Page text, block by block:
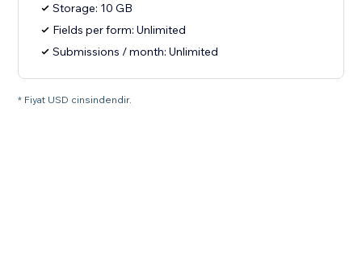
Storage: 10 GB
Fields per form: Unlimited
Submissions / month: Unlimited
* Fiyat USD cinsindendir.